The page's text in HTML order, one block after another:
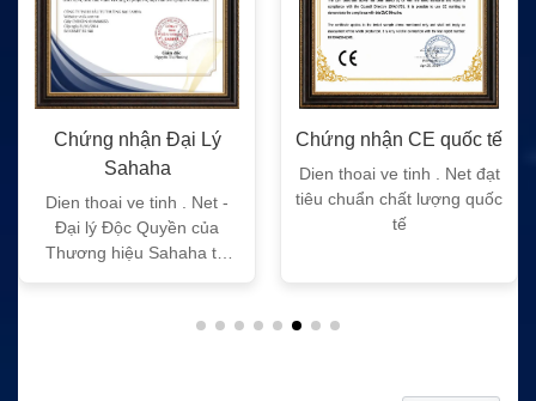
Chứng nhận Đại Lý
Sahaha
Dien thoai ve tinh . Net -
Đại lý Độc Quyền của
Thương hiệu Sahaha tại
Chứng nhận CE quốc tế
Dien thoai ve tinh . Net đạt
tiêu chuẩn chất lượng quốc
tế